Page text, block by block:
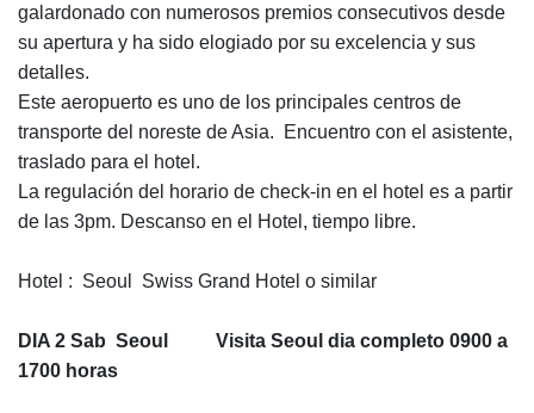
galardonado con numerosos premios consecutivos desde
su apertura y ha sido elogiado por su excelencia y sus
detalles.
Este aeropuerto es uno de los principales centros de
transporte del noreste de Asia. Encuentro con el asistente,
traslado para el hotel.
La regulación del horario de check-in en el hotel es a partir
de las 3pm. Descanso en el Hotel, tiempo libre.
Hotel : Seoul Swiss Grand Hotel o similar
DIA 2 Sab Seoul Visita Seoul dia completo 0900 a
1700 horas